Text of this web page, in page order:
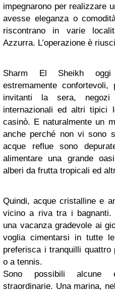
impegnarono per realizzare
avesse eleganza o
riscontrano in varie
Azzurra. L’operazione è
Sharm El Sheikh
estremamente
invitanti la sera,
internazionali ed altri tipici
casinò. E naturalmente un
anche perché non vi sono
acque reflue sono
alimentare una grande
alberi da frutta tropicali ed
Quindi, acque cristalline e
vicino a riva tra i bagnanti.
una vacanza gradevole ai
voglia cimentarsi in tutte
preferisca i tranquilli
o a tennis.
Sono possibili alcune
straordinarie. Una marina,